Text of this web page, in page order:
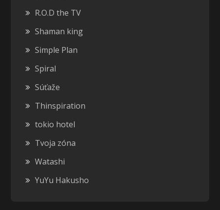
R.O.D the TV
Shaman king
Simple Plan
Spiral
Súťaže
Thinspiration
tokio hotel
Tvoja zóna
Watashi
YuYu Hakusho